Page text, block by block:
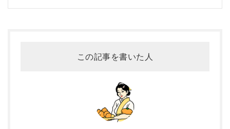
この記事を書いた人